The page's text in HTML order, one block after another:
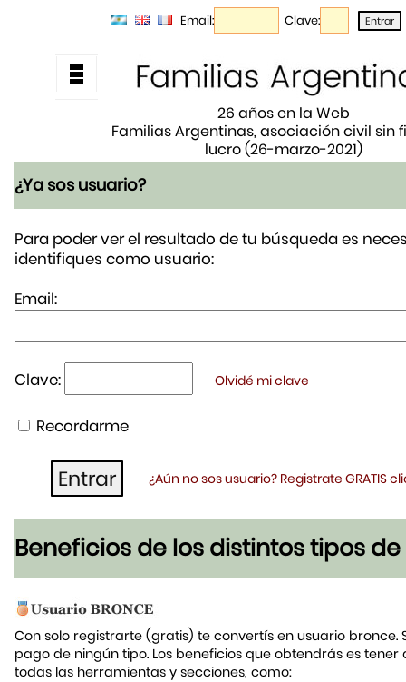
Email: Clave:
26 años en la Web
Familias Argentinas, asociación civil sin
lucro (26-marzo-2021)
¿Ya sos usuario?
Para poder ver el resultado de tu búsqueda es
identifiques como usuario:
Email:
Clave: Olvidé mi clave
Recordarme
¿Aún no sos usuario? Registrate GRATIS
Beneficios de los distintos tipos de
Con solo registrarte (gratis) te convertís en usuario bronce.
pago de ningún tipo. Los beneficios que obtendrás es tener
todas las herramientas y secciones, como: